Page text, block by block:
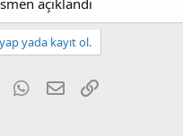
yada kayıt ol.
Tumblr WhatsApp
E-posta